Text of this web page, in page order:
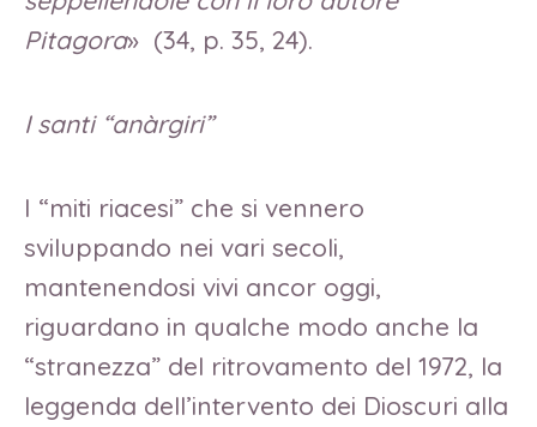
Pitagora» (34, p. 35, 24).
I santi “anàrgiri”
I “miti riacesi” che si vennero
sviluppando nei vari secoli,
mantenendosi vivi ancor oggi,
riguardano in qualche modo anche la
“stranezza” del ritrovamento del 1972, la
leggenda dell’intervento dei Dioscuri alla